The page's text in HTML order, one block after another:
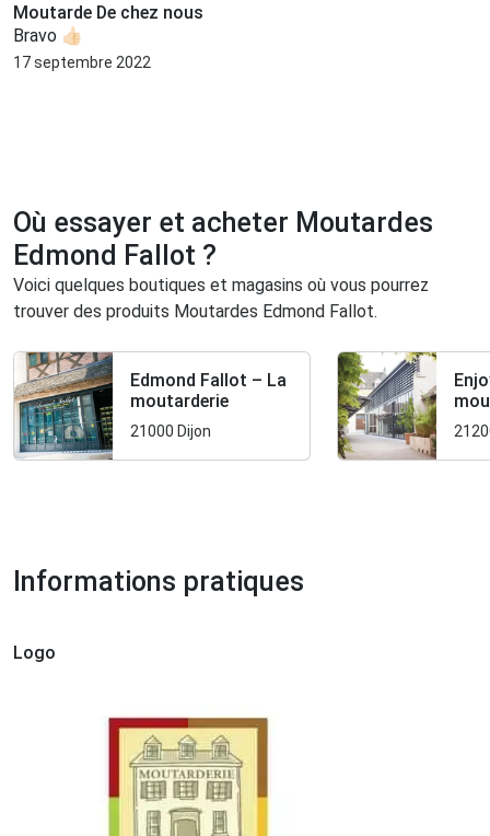
Moutarde De chez nous
Bravo 👍🏻
17 septembre 2022
Où essayer et acheter Moutardes
Edmond Fallot ?
Voici quelques boutiques et magasins où vous pourrez
trouver des produits Moutardes Edmond Fallot.
Edmond Fallot – La
moutarderie
21000 Dijon
Informations pratiques
Logo